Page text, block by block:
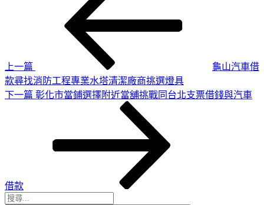
上一篇
龜山汽車借
款尋找消防工程專業水塔清潔廠商挑選燈具
下
下一篇 彰化市當鋪選擇附近當舖挑戰同台北支票借錢與汽車
借款
搜